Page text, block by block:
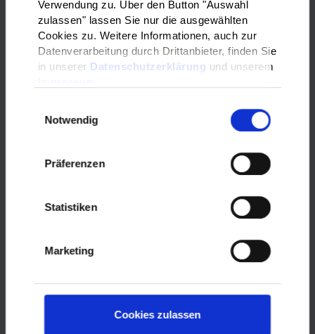
Verwendung zu. Über den Button "Auswahl
zulassen" lassen Sie nur die ausgewählten
Cookies zu. Weitere Informationen, auch zur
Datenverarbeitung durch Drittanbieter, finden Sie
in unserer Datenschutzerklärung und unserem
Notwendig
Präferenzen
Statistiken
Marketing
Cookies zulassen
Dann werden die neuen Mitglieder
für den Beirat der Menschen mit
Behinderungen (BMB) der Stadt
#Fulda gewählt. Dazu braucht es
erstmal Delegiertenvorschläge.
Juni 2022 eingereicht werden. Alle
Einrichtungen, Selbsthilfegruppen
Behinderungen sind herzlich
eingeladen, jeweils bis zu zwei
persönliche Vorsprache einer hierzu
befugten Person beim Bürgerbüro
Informationen zum BMB, zur Wahl
und den Vordruck für die